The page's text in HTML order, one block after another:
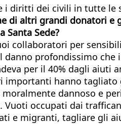
i diritti dei civili in tutte
di altri grandi donatori
Santa Sede?
collaboratori per
profondissimo
per il 40% dagli aiuti
importanti hanno
dannoso e
occupati dai
e migranti, tagliare gli